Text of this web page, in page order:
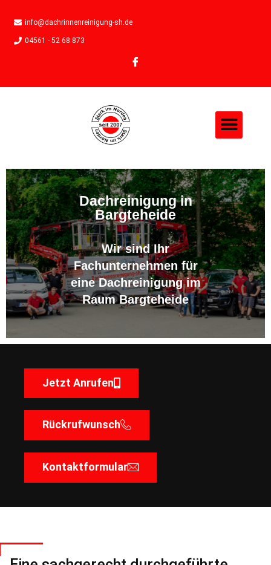
info@dachrinnenreinigung-sh.de
04561 - 52 68 873
Dachreinigung in
Bargteheide
Wir sind Ihr
Fachunternehmen für
eine Dachreinigung im
Raum Bargteheide
Jetzt Anrufen
Rückrufwunsch
Kontaktformular